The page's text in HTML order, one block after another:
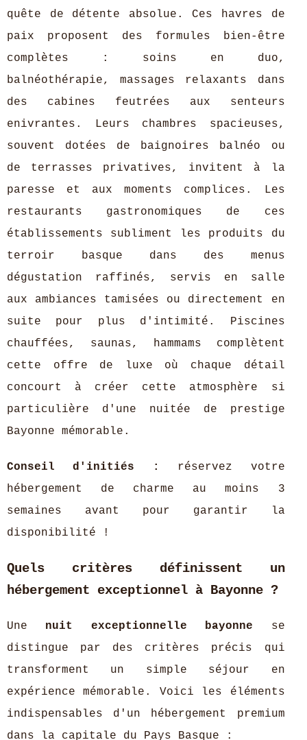
quête de détente absolue. Ces havres de
paix proposent des formules bien-être
complètes : soins en duo,
balnéothérapie, massages relaxants dans
des cabines feutrées aux senteurs
enivrantes. Leurs chambres spacieuses,
souvent dotées de baignoires balnéo ou
de terrasses privatives, invitent à la
paresse et aux moments complices. Les
restaurants gastronomiques de ces
établissements subliment les produits du
terroir basque dans des menus
dégustation raffinés, servis en salle
aux ambiances tamisées ou directement en
suite pour plus d'intimité. Piscines
chauffées, saunas, hammams complètent
cette offre de luxe où chaque détail
concourt à créer cette atmosphère si
particulière d'une nuitée de prestige
Bayonne mémorable.
Conseil d'initiés :
réservez votre
hébergement de charme au moins 3
semaines avant pour garantir la
disponibilité !
Quels critères définissent un
hébergement exceptionnel à Bayonne ?
Une nuit exceptionnelle bayonne se
distingue par des critères précis qui
transforment un simple séjour en
expérience mémorable. Voici les éléments
indispensables d'un hébergement premium
dans la capitale du Pays Basque :